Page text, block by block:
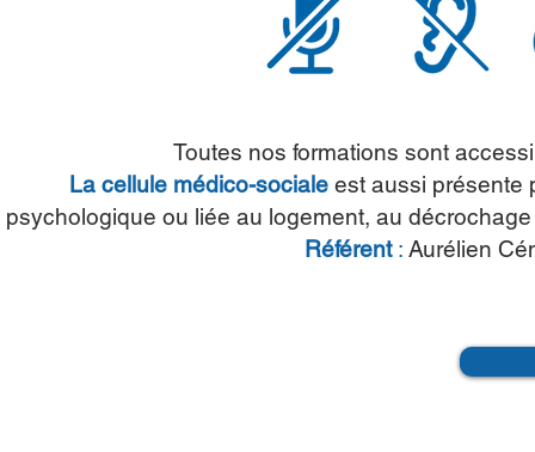
Toutes nos formations sont
La cellule médico-sociale est aussi présente
psychologique ou liée au logement, au
Référent : Aurélien